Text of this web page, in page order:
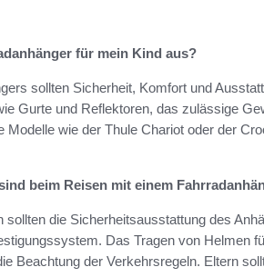
für mein Kind aus?
sollten Sicherheit, Komfort und
Gurte und Reflektoren, das zulässige
Modelle wie der Thule Chariot oder der
beim Reisen mit einem
sollten die Sicherheitsausstattung des
Das Tragen von Helmen
Beachtung der Verkehrsregeln. Eltern